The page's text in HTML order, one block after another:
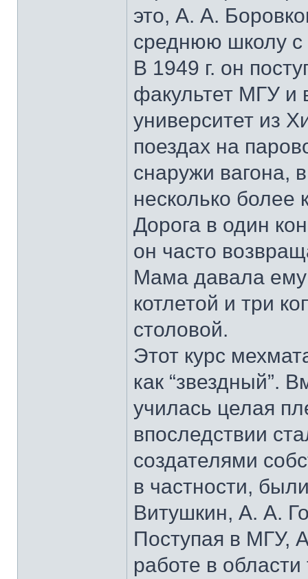
это, А. А.
среднюю школу
В 1949 г. он
факультет МГУ и
университет из
поездах на
снаружи вагона,
несколько более
Дорога в один
он часто
Мама давала ему
котлетой и три
столовой.
Этот курс
как “звездный”.
училась целая
впоследствии
создателями
в частности,
Витушкин, А. А.
Поступая в МГУ,
работе в